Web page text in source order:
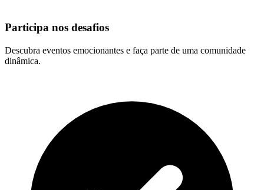
Participa nos desafios
Descubra eventos emocionantes e faça parte de uma comunidade
dinâmica.